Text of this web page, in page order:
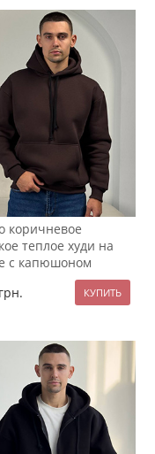
коричневое
теплое худи на
с капюшоном
грн.